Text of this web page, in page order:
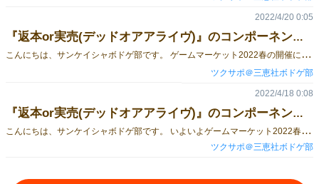
『返本or実売(デッドオアアライヴ)』のコンポーネント紹介【山札編】
こ
んにちは、サンケイシャボドゲ部です。 ゲームマーケット2022春の開催に向けて、 我々の販売する『返本 or 実売（デッドオアアライヴ）』のゲーム紹介をしていきます👏 ゲーム概要 あなたは様々なジャンルの本を発行する出版社。 『返本』を避けつつ、『実売』を増やしながら、売上No.1の出版社を目指すゲームです。 書店の売れ筋に合わせて、5種(3～4人プレイ時は4種)のジャンルの中から新刊を選びます。 話題のジャンルを独占したり、他の出版社が出す人気ジャンルに乗じて競合しながら、 アクションの回数を増やし、出版しましょう。 ただし、出版したからといって売れるとは限りません。 返本が２つ溜まると、実売が１つ減ってしまうので、予測をうまく使うことも大切です。 手番が1周するまでに、最も実売数が多かった人が勝利です。 山札紹介 今回ご紹介するのは、「山札」となる2種類のカードです。 ゲーム内では『書店カード』『販売カード』と呼称します。 それぞれの詳細をご紹介します👇 書店カード 『新刊カード』を出す根拠になるお題カードです。 トリックテイキング用語でいえば、マストフォロー。 書かれたジャンルと同じ手札カードを出さなくてはいけません。 全10種ありますが、3－4人プレイ時は周りがグレーの4枚は使わないので、 プレイ時はくれぐれもご注意を。 販売カード 本ゲームの作品名『返本or実売』にもなっている、いわゆる得点カードです。 『返本』『実売』『実売×2』の3種類があります。 『返本』が2枚溜まると『実売』が減るため、 できるだけ『返本』を避けつつ『実売』を多く集めることが勝利への道です。 ただし『実売』数が同じ場合、「販売カード」の枚数で決着がつくので、 多少リスクを負って積極的に出版しないと、勝つことが難しくなります。 なお、5－6人プレイ時は『絵本』の単独効果で『返本』数×2回のアクション(ACT)があるので、 一発逆転が狙える可能性もあります👏 ゲーム紹介ページはこちら 予約ページはこちら ★1日目 2022年4月23日土曜日【ニ18】に出展 出版社の仕事に興味がある方は、冷やかしでも構いませんので、ぜひお立ち寄りください🙇
2022/4/20 0:05
ツクサポ＠三恵社ボドゲ部
『返本or実売(デッドオアアライヴ)』のコンポーネント紹介【手札編】
こ
んにちは、サンケイシャボドゲ部です。 いよいよゲームマーケット2022春の開催まで1週間を切りました。 我々の販売する『返本 or 実売（デッドオアアライヴ）』のゲーム紹介をしていきます👏 ゲーム概要 あなたは様々なジャンルの本を発行する出版社。 『返本』を避けつつ、『実売』を増やしながら、売上No.1の出版社を目指すゲームです。 書店の売れ筋に合わせて、5種(3～4人プレイ時は4種)のジャンルの中から新刊を選びます。 話題のジャンルを独占したり、他の出版社が出す人気ジャンルに乗じて競合しながら、 アクションの回数を増やし、出版しましょう。 ただし、出版したからといって売れるとは限りません。 返本が２つ溜まると、実売が１つ減ってしまうので、予測をうまく使うことも大切です。 手番が1周するまでに、最も実売数が多かった人が勝利です。 手札紹介 今回ご紹介するのは、「手札」となる5枚のカードです。 ゲーム内では、『新刊カード』と呼称します。 基本的にはアクション(ACT)数と効果の強い単独を積極的に狙うのが良いですが、 場合によっては競合を狙い、強い相手を陥れるのも効果的です。 文芸書 競合した場合、ACT数が3－4人プレイで最大１回、5－6人プレイで最大2回なので、 積極的に単独を狙いに行きたいカードです。 ACT 効果 単独 5回 ― 競合 単独のプレイヤー数 ― 専門書 競合が弱いカードですが、単独の場合、返本を捨て札にできる特殊効果があります。 ACT 効果 単独 3回 返本を1枚捨札にする 競合 1回 ― 学参書 競合の場合、ACTは出版のみに制限されますが、 単独の場合、ACT3回に加えて、予測を2回獲得できます。 ACT 効果 単独 3回 予測を2回獲得 競合 出版を1回獲得 ― ビジネス書 単独の場合、自身に対して効果が発動する可能性が高い、諸刃の剣のカードです。 また、うまく競合すればアクション数が計2回に増えます。 ACT 効果 単独 プレイヤー数 アクション数が一番多い すべてのプレイヤーは アクション-1回 競合 1回 ビジネス書が半数以上の場合 アクション1回獲得 絵本【5-6人プレイでのみ使用】 単独のアクションを2つから選べる特殊なカードです。 競合した場合も、予測を使って他プレイヤーに返本を引かせましょう。 ACT 効果 単独 3回 or 手元の返本数×2回 ― 競合 予測を1回獲得 単独のプレイヤーのアクションを 出版に制限する ゲーム紹介ページはこちら 予約ページはこちら ★1日目 2022年4月23日土曜日【ニ18】に出展 出版社の仕事に興味がある方は、冷やかしでも構いませんので、ぜひお立ち寄りください🙇
2022/4/18 0:08
ツクサポ＠三恵社ボドゲ部